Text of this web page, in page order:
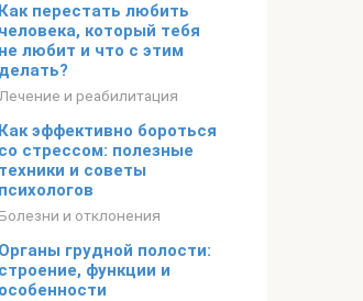
Как перестать любить
человека, который тебя
не любит и что с этим
делать?
Лечение и реабилитация
Как эффективно бороться
со стрессом: полезные
техники и советы
психологов
Болезни и отклонения
Органы грудной полости:
строение, функции и
особенности